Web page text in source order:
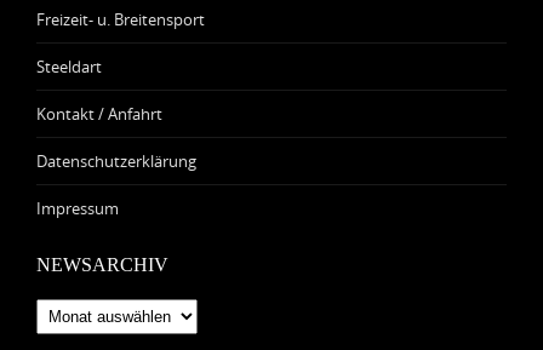
Freizeit- u. Breitensport
Steeldart
Kontakt / Anfahrt
Datenschutzerklärung
Impressum
NEWSARCHIV
Newsarchiv